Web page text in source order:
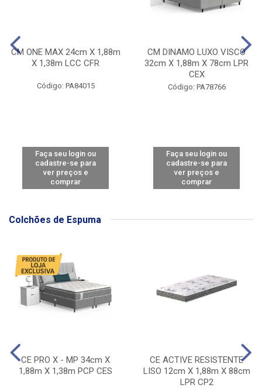
CM ONE MAX 24cm X 1,88m
X 1,38m LCC CFR
Código: PA84015
Faça seu login ou
cadastre-se para
ver preços e
comprar
CM DINAMO LUXO VISCO
32cm X 1,88m X 78cm LPR
CEX
Código: PA78766
Faça seu login ou
cadastre-se para
ver preços e
comprar
Colchões de Espuma
CE PRO X - MP 34cm X
1,88m X 1,38m PCP CES
CE ACTIVE RESISTENTE
LISO 12cm X 1,88m X 88cm
LPR CP2